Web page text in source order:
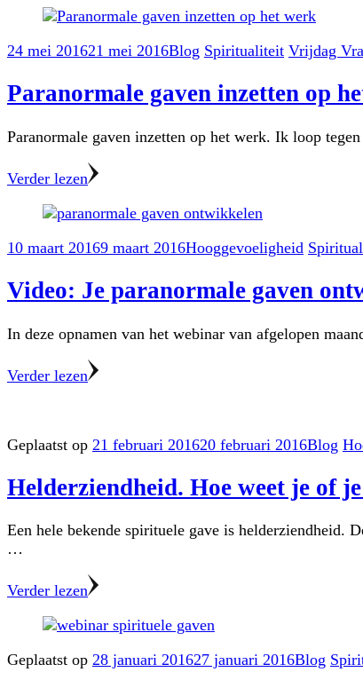
24 mei 201621 mei 2016Blog Spiritualiteit Vrijdag
Paranormale gaven inzetten op
Paranormale gaven inzetten op het werk. Ik loop
Verder lezen
10 maart 20169 maart 2016Hooggevoeligheid
Video: Je paranormale gaven
In deze opnamen van het webinar van afgelopen
Verder lezen
Geplaatst op 21 februari 201620 februari 2016Blog
Helderziendheid. Hoe weet je of
Een hele bekende spirituele gave is helderziendheid.
…
Verder lezen
Geplaatst op 28 januari 201627 januari 2016Blog